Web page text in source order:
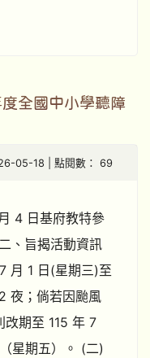
全國中小學聽障
05-18 | 點閱數： 69
4 日基府教特參
、旨揭活動資訊
月 1 日(星期三)至
夜；倘若因颱風
改期至 115 年 7
星期五）。 (二)